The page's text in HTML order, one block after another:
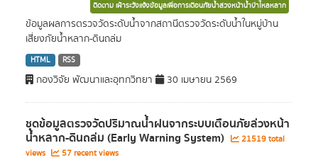
ติดตาม เฝ้าระวังแจ้งข้อมูลเพื่อการเตือนภัยน้ำล่วงหน้าน้ำป่าไหลหลาก
ข้อมูลผลการตรวจวัดระดับน้ำจากสถานีตรวจวัดระดับน้ำในหมู่บ้าน
เสี่ยงภัยน้ำหลาก-ดินถล่ม
HTML RSS
กองวิจัย พัฒนาและอุทกวิทยา 30 เมษายน 2569
ชุดข้อมูลตรวจวัดปริมาณน้ำฝนจากระบบเตือนภัยล่วงหน้า
น้ำหลาก-ดินถล่ม (Early Warning System)
21519 total
views
57 recent views